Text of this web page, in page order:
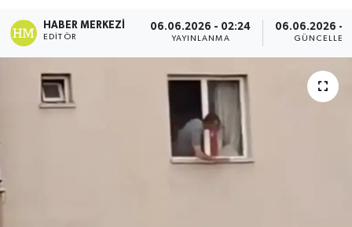
HABER MERKEZI
EDITÖR
06.06.2026 - 02:24
YAYINLANMA
06.06.2026 -
Ekonomi
Eleman
Emlak